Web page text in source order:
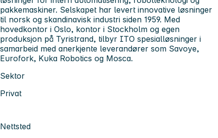
pakkemaskiner. Selskapet har levert innovative løsninger
til norsk og skandinavisk industri siden 1959. Med
hovedkontor i Oslo, kontor i Stockholm og egen
produksjon på Tyristrand, tilbyr ITO spesialløsninger i
samarbeid med anerkjente leverandører som Savoye,
Eurofork, Kuka Robotics og Mosca.
Sektor
Privat
Nettsted